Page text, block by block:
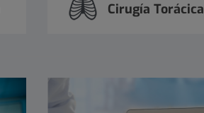
Cirugía Torácica